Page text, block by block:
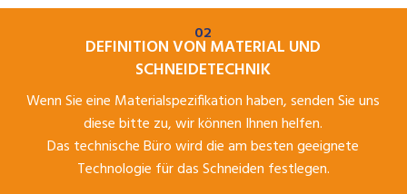
02
DEFINITION VON MATERIAL UND
SCHNEIDETECHNIK
Wenn Sie eine Materialspezifikation haben, senden Sie uns
diese bitte zu, wir können Ihnen helfen.
Das technische Büro wird die am besten geeignete
Technologie für das Schneiden festlegen.